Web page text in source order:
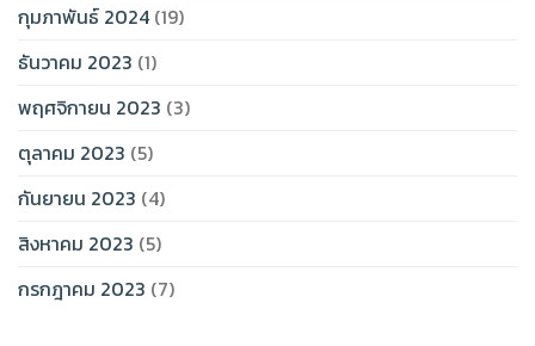
กุมภาพันธ์ 2024 (19)
ธันวาคม 2023 (1)
พฤศจิกายน 2023 (3)
ตุลาคม 2023 (5)
กันยายน 2023 (4)
สิงหาคม 2023 (5)
กรกฎาคม 2023 (7)